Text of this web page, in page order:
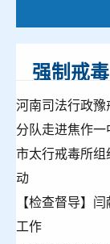
强制戒毒
河南司法行政
分队走进焦作一
市太行戒毒所
动
【检查督导】
工作